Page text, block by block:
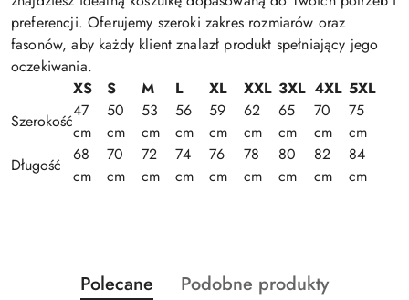
preferencji. Oferujemy szeroki zakres rozmiarów oraz
fasonów, aby każdy klient znalazł produkt spełniający jego
oczekiwania.
XS
S M L XL XXL 3XL 4XL 5XL
Szerokość
47
cm
50
cm
53
cm
56
cm
59
cm
62
cm
65
cm
70
cm
75
cm
Długość
68
cm
70
cm
72
cm
74
cm
76
cm
78
cm
80
cm
82
cm
84
cm
Pomiń karuzelę produktów
Produkty
Polecane
Produkty
Podobne produkty